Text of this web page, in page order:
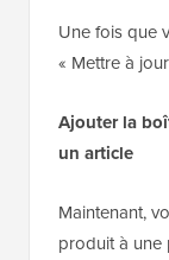
Une fois que
« Mettre à
Ajouter la
un article
Maintenant,
produit à une